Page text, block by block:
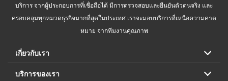
บริการ จากผู้ประกอบการที่เชื่อถือได้ มีการตรวจสอบและยืนยันตัวตนจริง และ
ครอบคลุมทุกหมวดธุรกิจมากที่สุดในประเทศ เราจะมอบบริการที่เหนือความคาด
หมาย จากทีมงานคุณภาพ
เกี่ยวกับเรา
บริการของเรา